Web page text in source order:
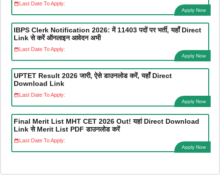
Last Date To Apply:
Apply Now
IBPS Clerk Notification 2026: में 11403 पदों पर भर्ती, यहाँ Direct
Link से करें ऑनलाइन आवेदन अभी
Last Date To Apply:
Apply Now
UPTET Result 2026 जारी, ऐसे डाउनलोड करें, यहाँ Direct
Download Link
Last Date To Apply:
Apply Now
Final Merit List MHT CET 2026 Out! यहां Direct Download
Link से Merit List PDF डाउनलोड करें
Last Date To Apply:
Apply Now